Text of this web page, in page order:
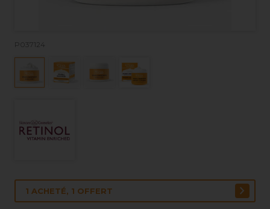
P037124
1 ACHETÉ, 1 OFFERT